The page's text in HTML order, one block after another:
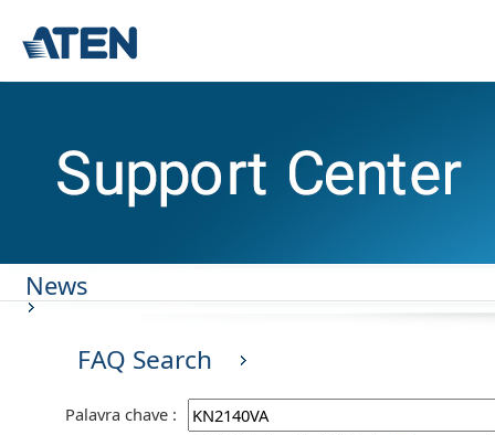
News
FAQ Search
Palavra chave :